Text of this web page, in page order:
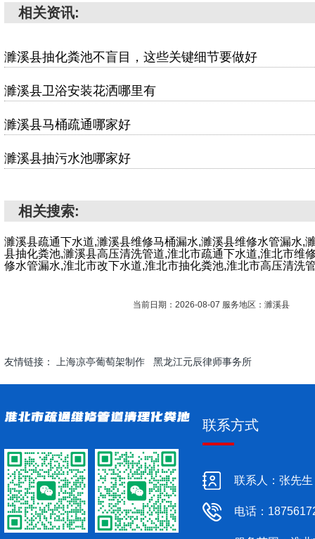
相关资讯:
濉溪县抽化粪池不盲目，这些关键细节要做好
濉溪县卫浴安装花洒哪里有
濉溪县马桶疏通哪家好
濉溪县抽污水池哪家好
相关搜索:
濉溪县疏通下水道,濉溪县维修马桶漏水,濉溪县维修水管漏水,
县抽化粪池,濉溪县高压清洗管道,淮北市疏通下水道,淮北市维
修水管漏水,淮北市改下水道,淮北市抽化粪池,淮北市高压清洗
当前日期：2026-08-07 服务地区：濉溪县
友情链接： 上海凉亭葡萄架制作 黑龙江元辰律师事务所
联系方式
联系人：张先生
电话：